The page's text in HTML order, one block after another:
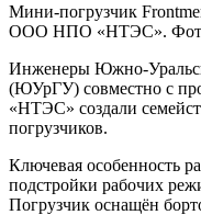
Мини-погрузчик
ООО НПО «НТЭС».
Инженеры Южно-
(ЮУрГУ) совместно с
«НТЭС» создали
погрузчиков.
Ключевая особенность
подстройки рабочих
Погрузчик оснащён